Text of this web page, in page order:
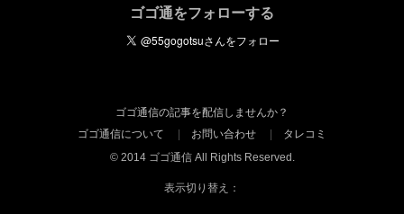
ゴゴ通をフォローする
ゴゴ通信の記事を配信しませんか？
ゴゴ通信について
お問い合わせ
タレコミ
© 2014 ゴゴ通信 All Rights Reserved.
表示切り替え：